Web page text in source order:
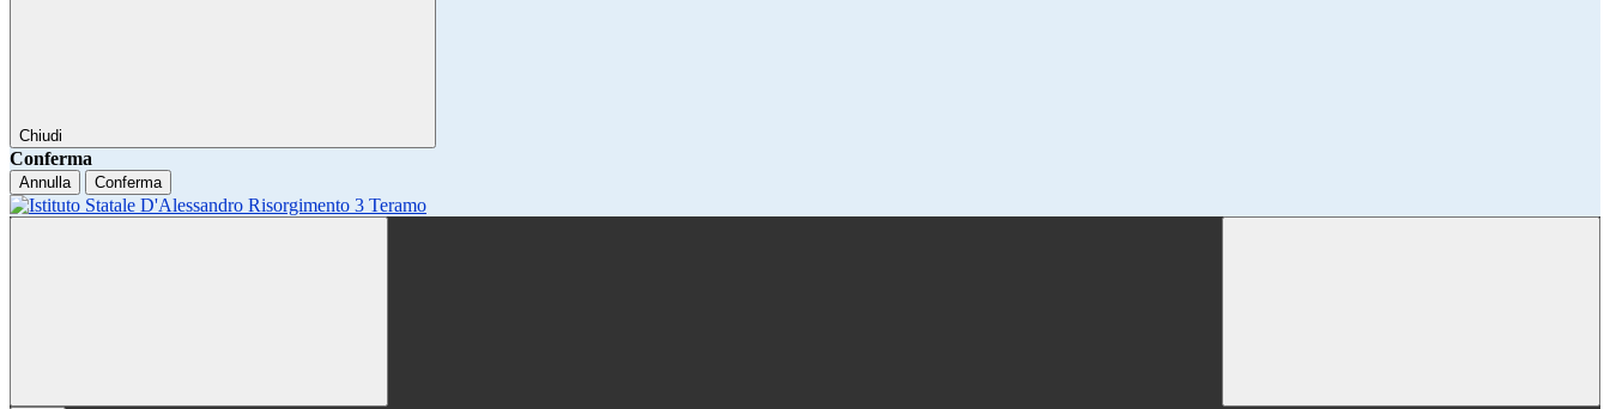
Chiudi
Conferma
Annulla Conferma